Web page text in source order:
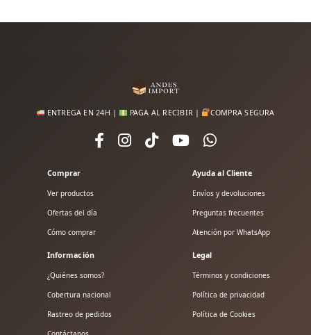
ENTREGA EN 24H | PAGA AL RECIBIR | COMPRA SEGURA
Comprar
Ver productos
Ofertas del día
Cómo comprar
Ayuda al Cliente
Envíos y devoluciones
Preguntas frecuentes
Atención por WhatsApp
Información
¿Quiénes somos?
Cobertura nacional
Rastreo de pedidos
Legal
Términos y condiciones
Política de privacidad
Política de Cookies